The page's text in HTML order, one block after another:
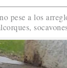
pese a los